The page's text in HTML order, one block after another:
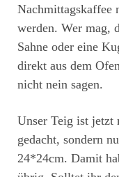
Nachmittagskaffee
werden. Wer mag,
Sahne oder eine
direkt aus dem
nicht nein sagen.
Unser Teig ist jetzt
gedacht, sondern
24*24cm. Damit